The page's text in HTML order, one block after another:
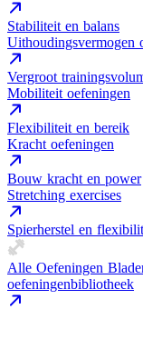
Stabiliteit en balans
Uithoudingsvermogen
Vergroot
Mobiliteit oefeningen
Flexibiliteit en bereik
Kracht oefeningen
Bouw kracht en power
Stretching exercises
Spierherstel en
Alle Oefeningen
oefeningenbibliotheek